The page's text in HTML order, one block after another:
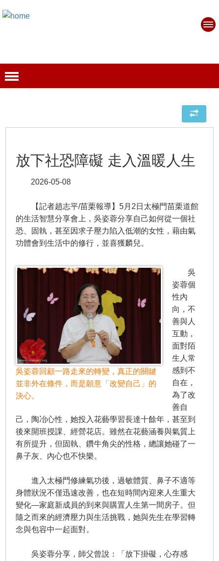
放下社恐障礙 走入溫暖人生
2026-05-08
【記者趙志平/苗栗報導】5月2日太極門苗栗道館
的生活智慧分享會上，吳姿蓉分享自己如何從一個社
恐、固執，甚至因求子壓力陷入低潮的女性，藉由氣
功體會到生活中的修行，並喜獲麟兒。
吳姿蓉回顧一路走來的轉變，真正的關鍵
並非外在條件，而是願意「改變自己」的
決心。
吳
姿蓉個
性內
向，不
善與人
互動，
面對陌
生人常
感到不
自在，
為了改
善自
己，陶冶心性，她投入花藝學習長達十餘年，甚至到
後來開班授課、經營花店。雖然在花藝涵養與氣質上
有所提升，但固執、鑽牛角尖的性格，總讓她碰了一
鼻子灰、內心也不快樂。
進入太極門修練氣功後，過敏體質、鼻子不適等
身體狀況不僅迅速改善，也在短時間內迎來人生重大
變化—家庭新成員的到來與購置人生第一間房子。但
隨之而來的經濟壓力與生活挑戰，她與先生在學習轉
念與包容中一起面對。
吳姿蓉分享，師父曾說：「放下掛礙，心存感